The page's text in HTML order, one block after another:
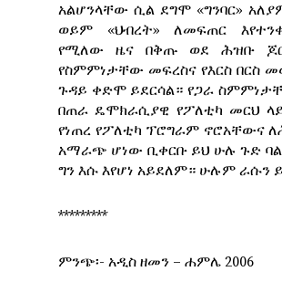
አልሆንላቸው ሲል ደግሞ «ግንባር»
ወይም «ህብረት» ለመፍጠር
የሚለው ዜና በቅጡ ወደ ሕዝቡ ጆሮ
የስምምነታቸው መፍረስና የእርስ በርስ
ጉዳይ ቀድሞ ይደርሳል። የጋራ
በጠራ ዴሞክራሲያዊ የፖለቲካ መርህ
የነጠረ የፖለቲካ ፕሮግራም ኖሮአቸውና
አማራጭ ሆነው ቢቀርቡ ይህ ሁሉ ጉድ
ግን እሱ እየሆነ አይደለም። ሁሉም ራሱን
*********
ምንጭ፡- አዲስ ዘመን – ሐምሌ 2006